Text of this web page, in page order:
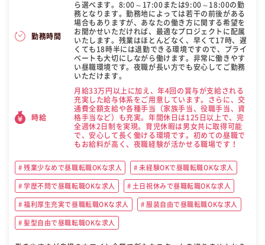
勤務時間
ら選べます。8:00～17:00または9:00～18:00の勤
務となります。勤務地によっては若干の前後がある
場合もありますが、あなたの働き方に関する希望を
お聞かせいただければ、最適なプロジェクトに配属
いたします。残業はほとんどなく、早くて17時、遅
くても18時半には退勤できる環境ですので、プライ
ベートも大切にしながら働けます。非常に働きやす
い昼職環境です。夜職が長い方でも安心してご勤務
いただけます。
時給
月給33万円以上に加え、年4回の賞与が支給される
充実した給与体系をご用意しています。さらに、交
通費全額支給や各種手当（家族手当、役職手当、資
格手当など）も充実。年間休日は125日以上で、完
全週休2日制を実現。育児休暇は男女共に取得可能
で、安心して長く働ける環境です。初めての昼職で
もお給料が高く、夜職経験が活かせる職場です！
残業少なめで昼職転職OKな求人 未経験OKで昼職転職OKな求人
学歴不問で昼職転職OKな求人 土日祝休みで昼職転職OKな求人
福利厚生充実で昼職転職OKな求人 服装自由で昼職転職OKな求人
髪型自由で昼職転職OKな求人